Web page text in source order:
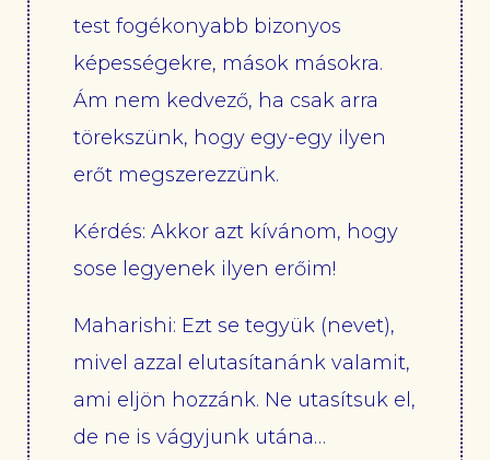
test fogékonyabb bizonyos
képességekre, mások másokra.
Ám nem kedvező, ha csak arra
törekszünk, hogy egy-egy ilyen
erőt megszerezzünk.
Kérdés: Akkor azt kívánom, hogy
sose legyenek ilyen erőim!
Maharishi: Ezt se tegyük (nevet),
mivel azzal elutasítanánk valamit,
ami eljön hozzánk. Ne utasítsuk el,
de ne is vágyjunk utána…